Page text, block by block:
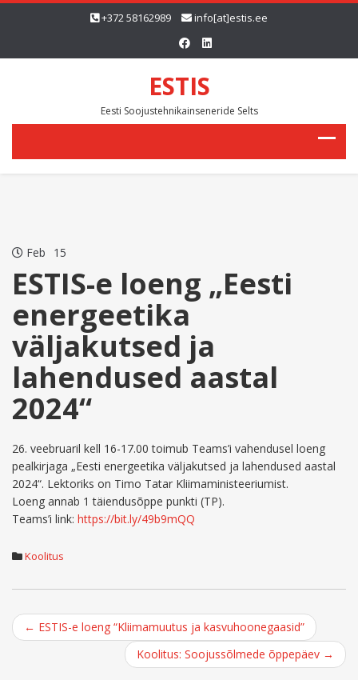
+372 58162989 info[at]estis.ee
ESTIS
Eesti Soojustehnikainseneride Selts
Feb 15
ESTIS-e loeng „Eesti
energeetika
väljakutsed ja
lahendused aastal
2024“
26. veebruaril kell 16-17.00 toimub Teams’i vahendusel loeng
pealkirjaga „Eesti energeetika väljakutsed ja lahendused aastal
2024“. Lektoriks on Timo Tatar Kliimaministeeriumist.
Loeng annab 1 täiendusõppe punkti (TP).
Teams’i link: https://bit.ly/49b9mQQ
Koolitus
Post
navigation
← ESTIS-e loeng “Kliimamuutus ja kasvuhoonegaasid”
Koolitus: Soojussõlmede õppepäev →